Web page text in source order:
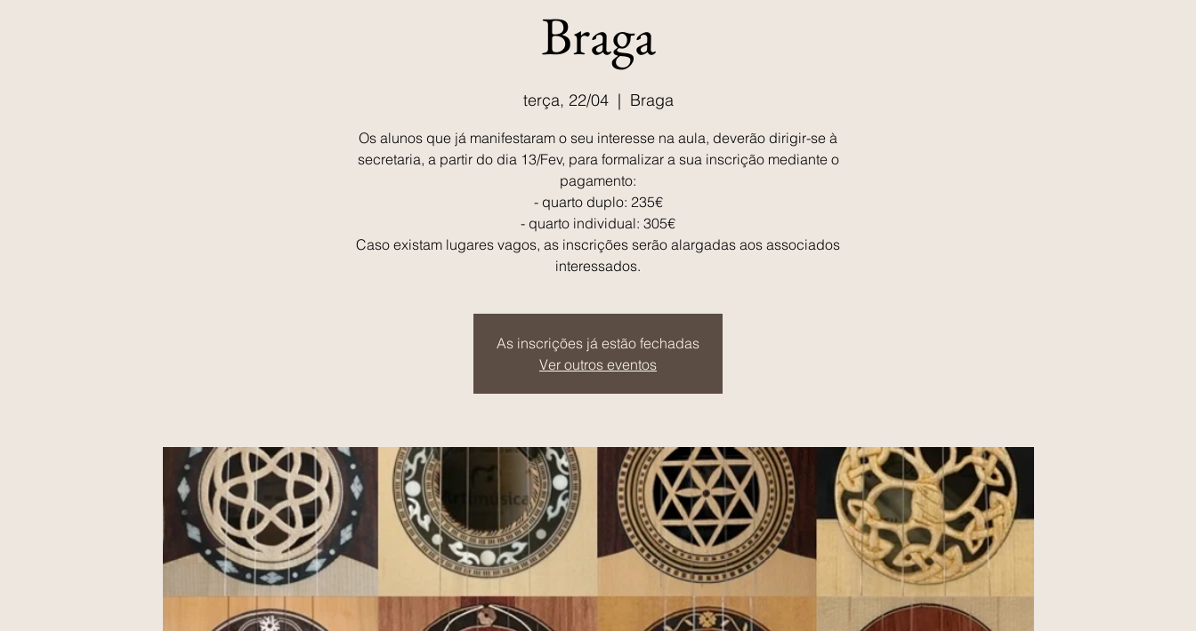
Braga
terça, 22/04
  |
Braga
Os alunos que já manifestaram o seu interesse na aula, deverão dirigir-se à
secretaria, a partir do dia 13/Fev, para formalizar a sua inscrição mediante o
pagamento:
- quarto duplo: 235€
- quarto individual: 305€
Caso existam lugares vagos, as inscrições serão alargadas aos associados
interessados.
As inscrições já estão fechadas
Ver outros eventos